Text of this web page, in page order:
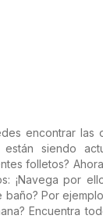
encontrar las
siendo
folletos?
¡Navega por
Por
Encuentra